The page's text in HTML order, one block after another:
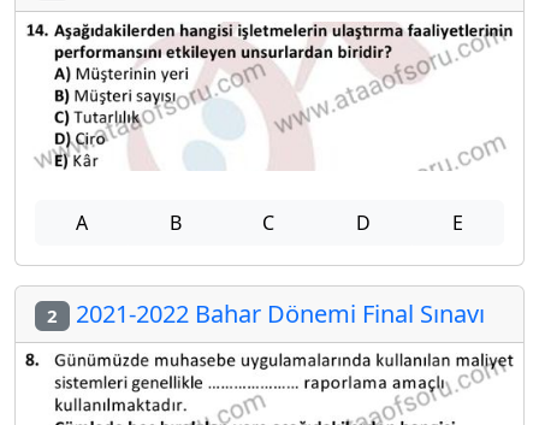
A B C D E
2 2021-2022 Bahar Dönemi Final Sınavı